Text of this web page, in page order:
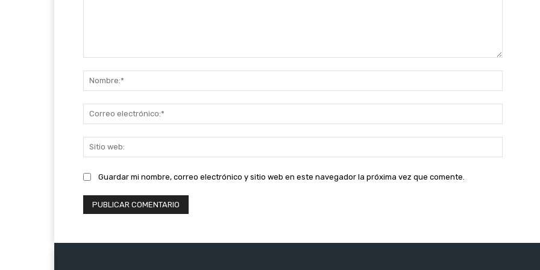
web:
Guardar mi nombre, correo electrónico y sitio web en este navegador la próxima vez que comente.